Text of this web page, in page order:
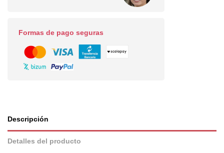
Formas de pago seguras
Descripción
Detalles del producto